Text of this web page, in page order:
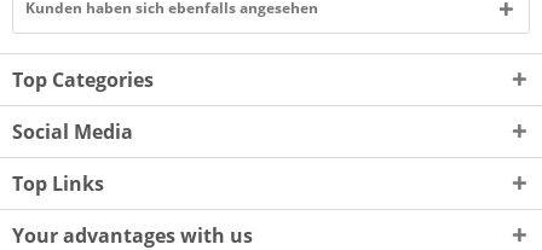
Kunden haben sich ebenfalls angesehen
Top Categories
Social Media
Top Links
Your advantages with us